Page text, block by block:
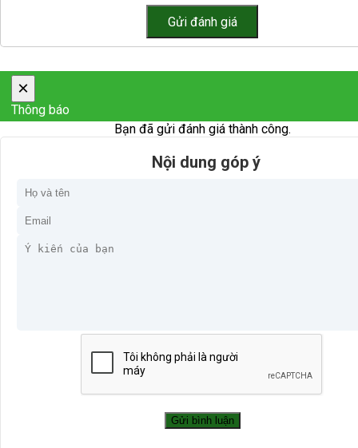
×
Thông báo
Bạn đã gửi đánh giá thành công.
Nội dung góp ý